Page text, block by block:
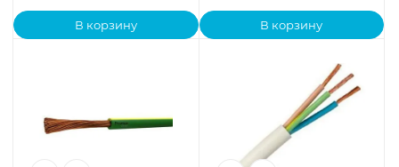
В корзину В корзину